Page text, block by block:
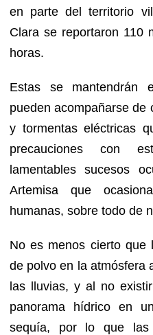
en parte del territorio
Clara se reportaron 110
horas.
Estas se mantendrán
pueden acompañarse de
y tormentas eléctricas
precauciones con
lamentables sucesos
Artemisa que
humanas, sobre todo de
No es menos cierto que
de polvo en la atmósfera
las lluvias, y al no
panorama hídrico en
sequía, por lo que las